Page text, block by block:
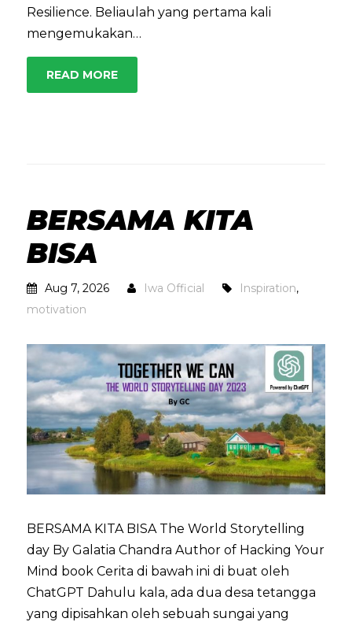
Resilience. Beliaulah yang pertama kali
mengemukakan…
READ MORE
BERSAMA KITA
BISA
Aug 7, 2026 Iwa Official Inspiration,
motivation
BERSAMA KITA BISA The World Storytelling
day By Galatia Chandra Author of Hacking Your
Mind book Cerita di bawah ini di buat oleh
ChatGPT Dahulu kala, ada dua desa tetangga
yang dipisahkan oleh sebuah sungai yang